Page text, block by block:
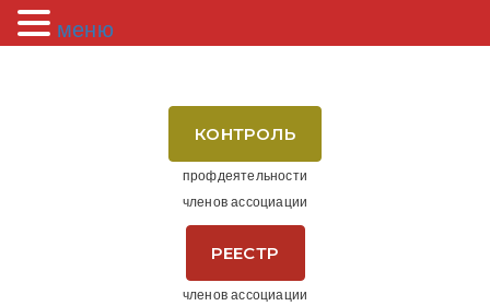
КОНТРОЛЬ
профдеятельности
членов ассоциации
РЕЕСТР
членов ассоциации
меню